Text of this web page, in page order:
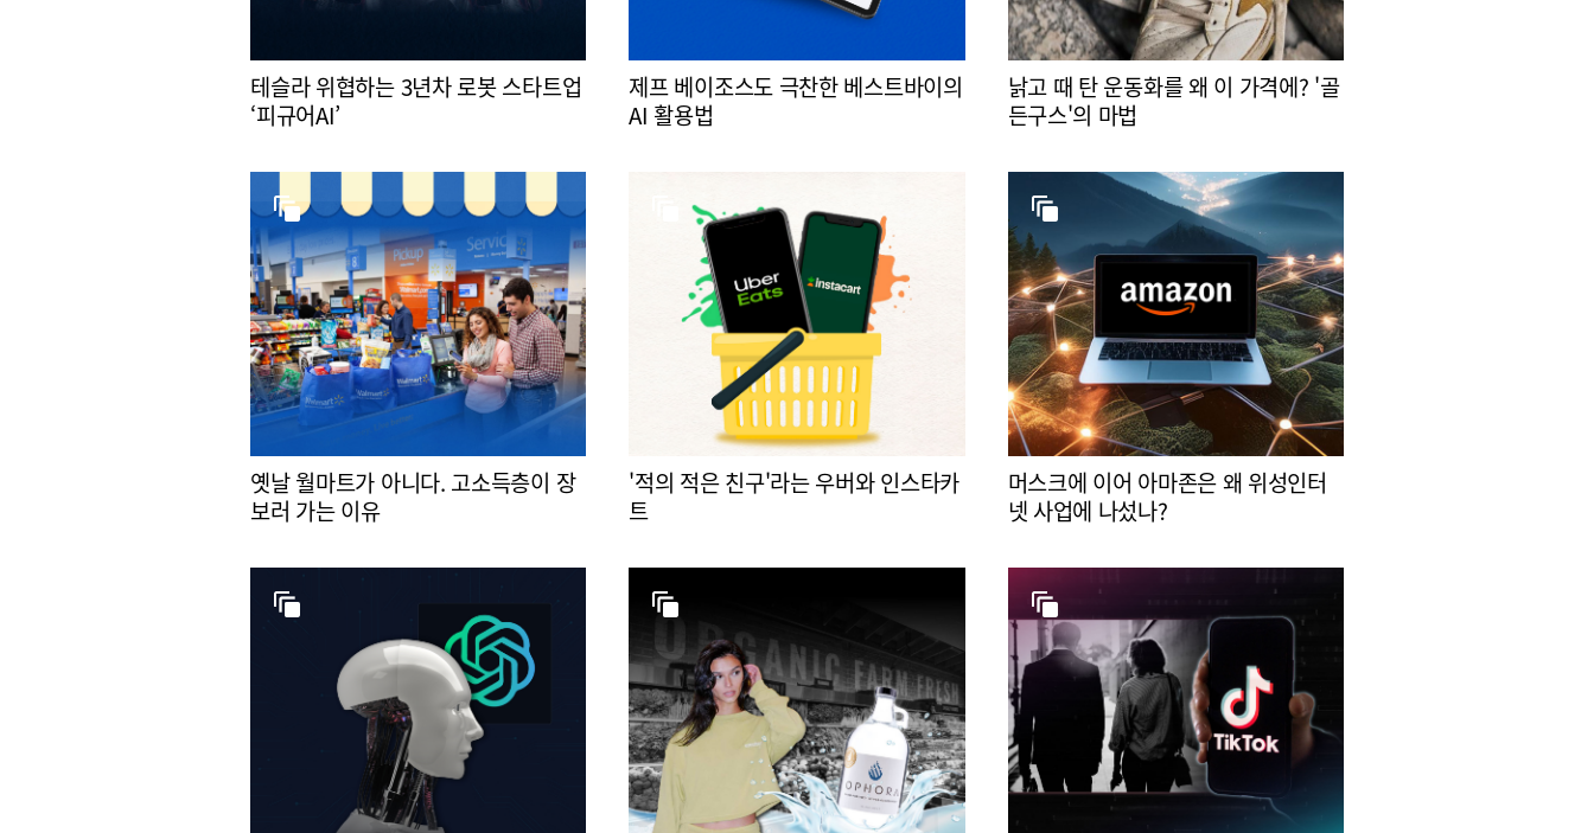
테슬라 위협하는 3년차 로봇 스타트업
‘피규어AI’
제프 베이조스도 극찬한 베스트바이의
AI 활용법
낡고 때 탄 운동화를 왜 이 가격에? '골
든구스'의 마법
옛날 월마트가 아니다. 고소득층이 장
보러 가는 이유
'적의 적은 친구'라는 우버와 인스타카
트
머스크에 이어 아마존은 왜 위성인터
넷 사업에 나섰나?